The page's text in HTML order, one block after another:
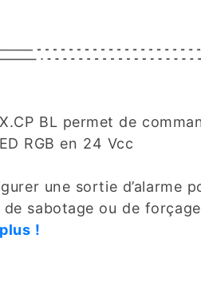
BL permet de
RGB en 24 Vcc
une sortie d’alarme
sabotage ou de forçage
!